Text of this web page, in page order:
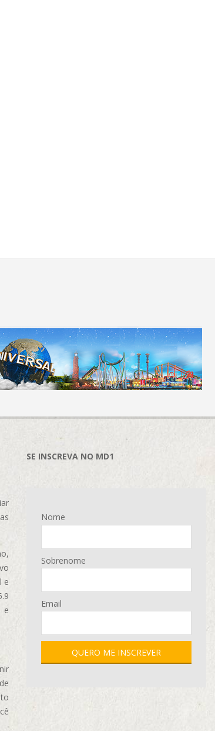
e
e
SE INSCREVA NO MD1
Nome
Sobrenome
Email